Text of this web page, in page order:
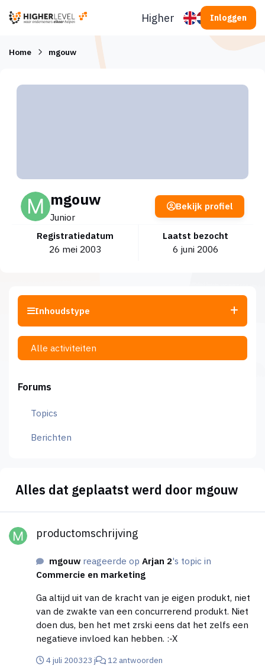
Higherlevel Inloggen
Home mgouw
mgouw
Junior
Registratiedatum
26 mei 2003
Laatst bezocht
6 juni 2006
Bekijk profiel
Inhoudstype
Alle activiteiten
Forums
Topics
Berichten
Alles dat geplaatst werd door mgouw
productomschrijving
mgouw reageerde opArjan 2's topic in
Commercie en marketing
Ga altijd uit van de kracht van je eigen produkt, niet
van de zwakte van een concurrerend produkt. Niet
doen dus, ben het met zrski eens dat het zelfs een
negatieve invloed kan hebben. :-X
4 juli 200323 j 12 antwoorden